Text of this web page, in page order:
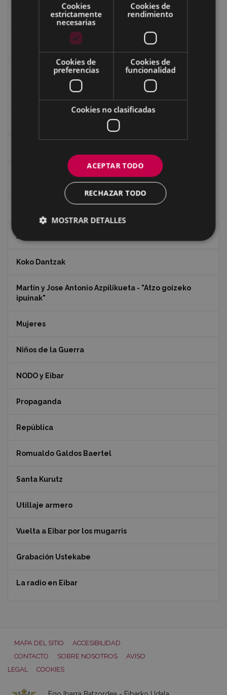
Fondo Bolumburu
Fondo Carlos Narbaiza
Ignacio Zuloaga, cuadros del autor en las tiendas de
Juan Antonio Palacios HARRIA
Koko Dantzak
Martin y Jose Antonio Azpilikueta - "Atzo goizeko
ipuinak"
Mujeres
Niños de la Guerra
NODO y Eibar
Propaganda
República
Romualdo Galdos Baertel
Santa Kurutz
Utillaje armero
Vuelta a Eibar por los mugarris
Grabación Ustekabe
La radio en Eibar
MAPA DEL SITIO
ACCESIBILIDAD
CONTACTO
SOBRE NOSOTROS
AVISO
LEGAL
COOKIES
Cookies
estrictamente
necesarias
Cookies de
rendimiento
Cookies de
preferencias
Cookies de
funcionalidad
Cookies no clasificadas
ACEPTAR TODO
RECHAZAR TODO
MOSTRAR DETALLES